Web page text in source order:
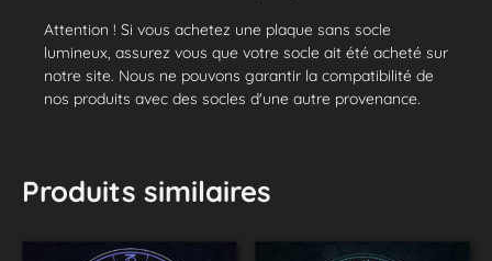
Attention ! Si vous achetez une plaque sans socle
lumineux, assurez vous que votre socle ait été acheté sur
notre site. Nous ne pouvons garantir la compatibilité de
nos produits avec des socles d'une autre provenance.
Produits similaires